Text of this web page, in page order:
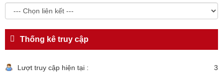
Thống kê truy cập
Lượt truy cập hiện tại : 3